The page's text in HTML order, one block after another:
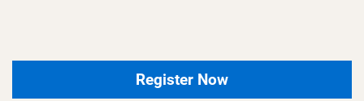
Register Now